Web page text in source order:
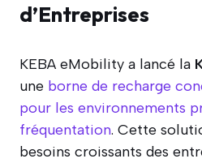
d’Entreprises
KEBA eMobility a lancé la
une borne de recharge
pour les environnements
fréquentation. Cette
besoins croissants des